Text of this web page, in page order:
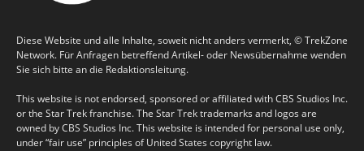
Diese Website und alle Inhalte, soweit nicht anders vermerkt, © TrekZone
Network. Für Anfragen betreffend Artikel- oder Newsübernahme wenden
Sie sich bitte an die Redaktionsleitung.
This website is not endorsed, sponsored or affiliated with CBS Studios Inc.
or the Star Trek franchise. The Star Trek trademarks and logos are
owned by CBS Studios Inc. This website is intended for personal use only,
under “fair use” principles of United States copyright law.